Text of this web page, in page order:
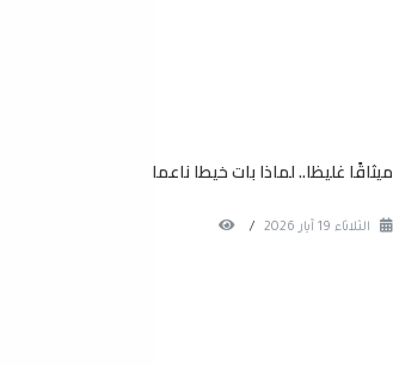
ميثاقًا غليظا.. لماذا بات خيطا ناعما
الثلاثاء 19 آيار 2026 /